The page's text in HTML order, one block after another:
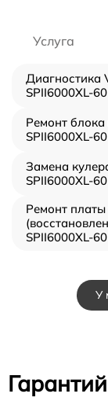
Услуга
Диагностика
SPII6000XL-60
Ремонт блока
SPII6000XL-60
Замена
SPII6000XL-60
Ремонт
SPII6000XL-60
У